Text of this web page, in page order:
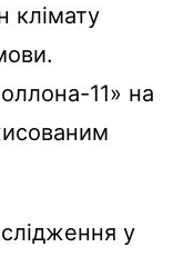
клімату
11» на
у